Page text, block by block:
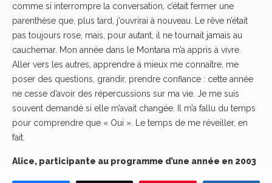
comme si interrompre la conversation, c’était fermer une
parenthèse que, plus tard, j’ouvrirai à nouveau. Le rêve n’était
pas toujours rose, mais, pour autant, il ne tournait jamais au
cauchemar. Mon année dans le Montana m’a appris à vivre.
Aller vers les autres, apprendre à mieux me connaître, me
poser des questions, grandir, prendre confiance : cette année
ne cesse d’avoir des répercussions sur ma vie. Je me suis
souvent demandé si elle m’avait changée. Il m’a fallu du temps
pour comprendre que « Oui ». Le temps de me réveiller, en
fait.
Alice, participante au programme d’une année en 2003